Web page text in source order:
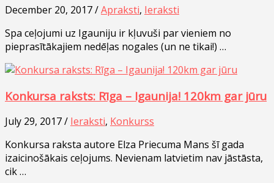
December 20, 2017 /Apraksti, Ieraksti
Spa ceļojumi uz Igauniju ir kļuvuši par vieniem no
pieprasītākajiem nedēļas nogales (un ne tikai!) …
Konkursa raksts: Rīga – Igaunija! 120km gar jūru
July 29, 2017 / Ieraksti, Konkurss
Konkursa raksta autore Elza Priecuma Mans šī gada
izaicinošākais ceļojums. Nevienam latvietim nav jāstāsta,
cik …